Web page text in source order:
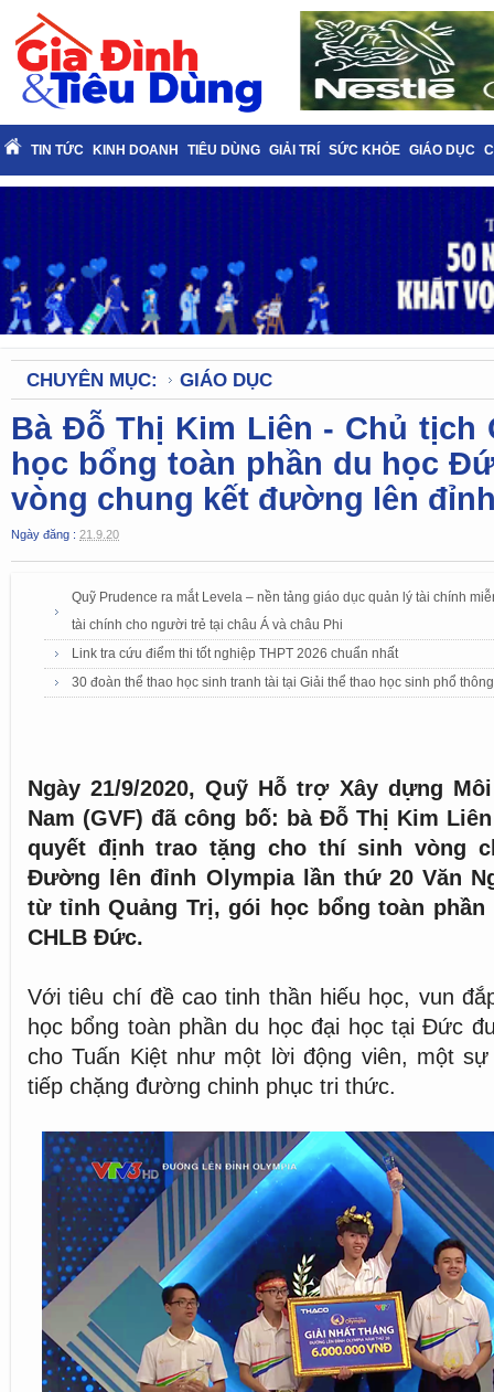
TIN TỨC KINH DOANH TIÊU DÙNG GIẢI TRÍ SỨC KHỎE GIÁO DỤC
CHUYÊN MỤC: GIÁO DỤC
Bà Đỗ Thị Kim Liên - Chủ tịch
học bổng toàn phần du học
vòng chung kết đường lên
Ngày đăng : 21.9.20
Quỹ Prudence ra mắt Levela – nền tảng giáo dục quản lý tài chính
tài chính cho người trẻ tại châu Á và châu Phi
Link tra cứu điểm thi tốt nghiệp THPT 2026 chuẩn nhất
30 đoàn thể thao học sinh tranh tài tại Giải thể thao học sinh phổ
Ngày 21/9/2020, Quỹ Hỗ trợ Xây dựng
Nam (GVF) đã công bố: bà Đỗ Thị Kim
quyết định trao tặng cho thí sinh vòng
Đường lên đỉnh Olympia lần thứ 20 Văn
từ tỉnh Quảng Trị, gói học bổng toàn
CHLB Đức.
Với tiêu chí đề cao tinh thần hiếu học, vun
học bổng toàn phần du học đại học tại Đức
cho Tuấn Kiệt như một lời động viên, một
tiếp chặng đường chinh phục tri thức.